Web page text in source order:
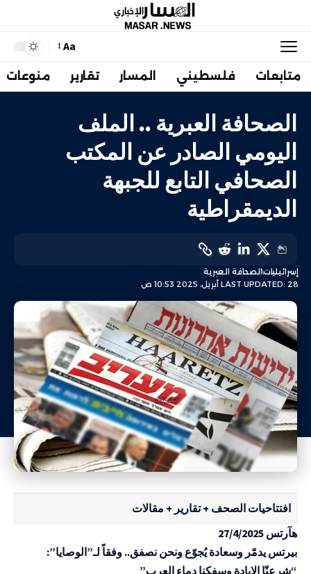
Aa
متابعات فلسطيني المسار تقارير منوعات
الصحافة العبرية .. الملف
اليومي الصادر عن المكتب
الصحافي التابع للجبهة
الديمقراطية
LAST UPDATED: 28 أبريل، 2025 10:53 ص
إسرائيلياتالصحافة العبرية
افتتاحيات الصحف + تقارير + مقالات
هآرتس 27/4/2025
بيرتس يدمّر وسعادة يُجوّع ونحن نصفق.. وفقاً لـ”الوصايا”:
“شرعنّا الإبادة وسفكنا دماء العرب”